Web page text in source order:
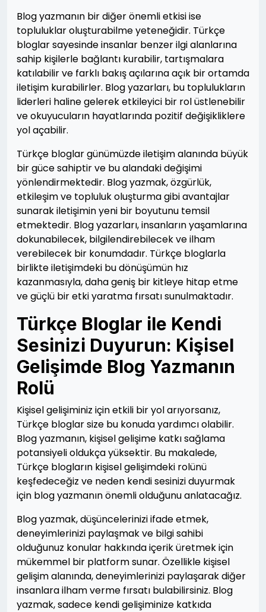
Blog yazmanın bir diğer önemli etkisi ise
topluluklar oluşturabilme yeteneğidir. Türkçe
bloglar sayesinde insanlar benzer ilgi alanlarına
sahip kişilerle bağlantı kurabilir, tartışmalara
katılabilir ve farklı bakış açılarına açık bir ortamda
iletişim kurabilirler. Blog yazarları, bu toplulukların
liderleri haline gelerek etkileyici bir rol üstlenebilir
ve okuyucuların hayatlarında pozitif değişikliklere
yol açabilir.
Türkçe bloglar günümüzde iletişim alanında büyük
bir güce sahiptir ve bu alandaki değişimi
yönlendirmektedir. Blog yazmak, özgürlük,
etkileşim ve topluluk oluşturma gibi avantajlar
sunarak iletişimin yeni bir boyutunu temsil
etmektedir. Blog yazarları, insanların yaşamlarına
dokunabilecek, bilgilendirebilecek ve ilham
verebilecek bir konumdadır. Türkçe bloglarla
birlikte iletişimdeki bu dönüşümün hız
kazanmasıyla, daha geniş bir kitleye hitap etme
ve güçlü bir etki yaratma fırsatı sunulmaktadır.
Türkçe Bloglar ile Kendi
Sesinizi Duyurun: Kişisel
Gelişimde Blog Yazmanın
Rolü
Kişisel gelişiminiz için etkili bir yol arıyorsanız,
Türkçe bloglar size bu konuda yardımcı olabilir.
Blog yazmanın, kişisel gelişime katkı sağlama
potansiyeli oldukça yüksektir. Bu makalede,
Türkçe blogların kişisel gelişimdeki rolünü
keşfedeceğiz ve neden kendi sesinizi duyurmak
için blog yazmanın önemli olduğunu anlatacağız.
Blog yazmak, düşüncelerinizi ifade etmek,
deneyimlerinizi paylaşmak ve bilgi sahibi
olduğunuz konular hakkında içerik üretmek için
mükemmel bir platform sunar. Özellikle kişisel
gelişim alanında, deneyimlerinizi paylaşarak diğer
insanlara ilham verme fırsatı bulabilirsiniz. Blog
yazmak, sadece kendi gelişiminize katkıda